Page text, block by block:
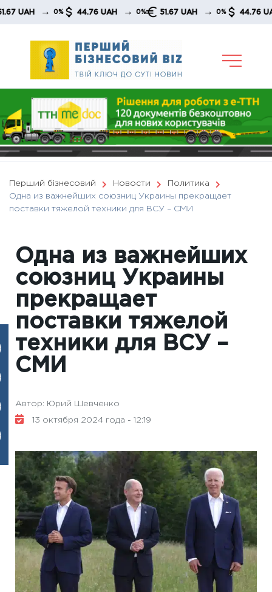
Skip
→ 0% 44.76 UAH → 0% 51.67 UAH → 0% 44.76 UAH →
Перший бізнесовий Новости
Политика
Одна из важнейших союзниц Украины прекращает
поставки тяжелой техники для ВСУ – СМИ
Одна из важнейших
союзниц Украины
прекращает
поставки тяжелой
техники для ВСУ –
СМИ
Автор: Юрий Шевченко
13 октября 2024 года - 12:19